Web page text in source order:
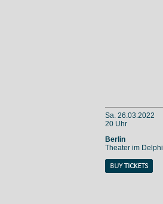
Sa. 26.03.2022
20 Uhr
Berlin
Theater im Delphi